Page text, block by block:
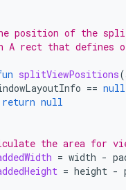
position of the
A rect that defines
splitViewPositions(
== null
return null
the area for
= width -
= height -